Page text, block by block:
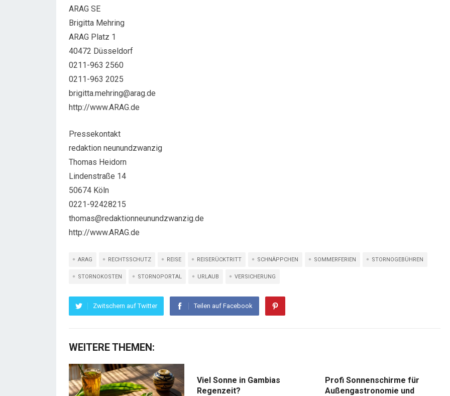
ARAG SE
Brigitta Mehring
ARAG Platz 1
40472 Düsseldorf
0211-963 2560
0211-963 2025
brigitta.mehring@arag.de
http://www.ARAG.de
Pressekontakt
redaktion neunundzwanzig
Thomas Heidorn
Lindenstraße 14
50674 Köln
0221-92428215
thomas@redaktionneunundzwanzig.de
http://www.ARAG.de
ARAG RECHTSSCHUTZ REISE REISERÜCKTRITT SCHNÄPPCHEN SOMMERFERIEN STORNOGEBÜHREN
STORNOKOSTEN STORNOPORTAL URLAUB VERSICHERUNG
Zwitschern auf Twitter Teilen auf Facebook
WEITERE THEMEN:
Viel Sonne in Gambias
Regenzeit?
Profi Sonnenschirme für
Außengastronomie und